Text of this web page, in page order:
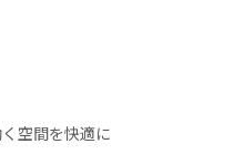
空間を快適に